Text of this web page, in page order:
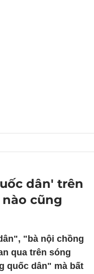
dân' trên
cũng
"bà nội chồng
qua trên sóng
quốc dân" mà bất